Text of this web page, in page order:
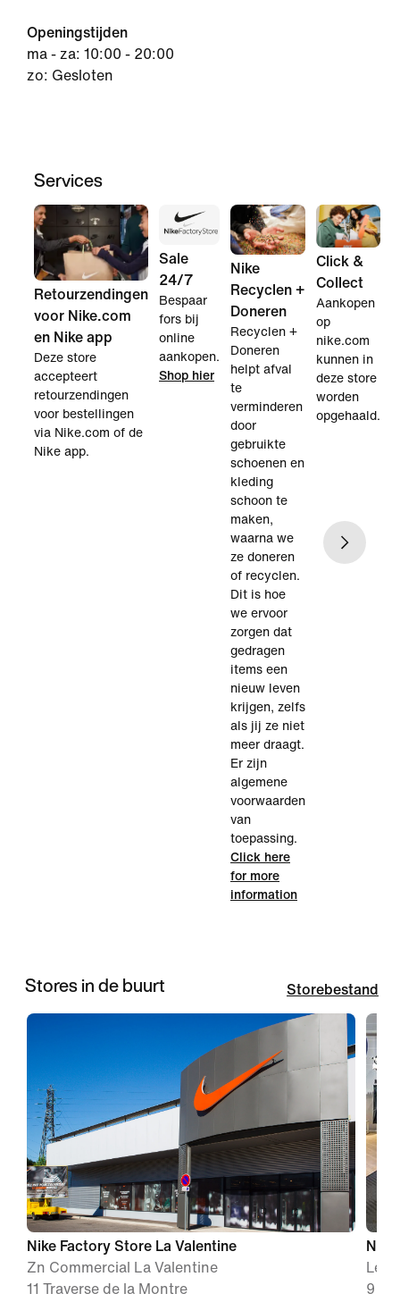
Openingstijden
ma - za: 10:00 - 20:00
zo: Gesloten
Services
Retourzendingen
voor Nike.com
en Nike app
Deze store
accepteert
retourzendingen
voor bestellingen
via Nike.com of de
Nike app.
Sale
24/7
Bespaar
fors bij
online
aankopen.
Shop hier
Nike
Recyclen +
Doneren
Recyclen +
Doneren
helpt afval
te
verminderen
door
gebruikte
schoenen en
kleding
schoon te
maken,
waarna we
ze doneren
of recyclen.
Dit is hoe
we ervoor
zorgen dat
gedragen
items een
nieuw leven
krijgen, zelfs
als jij ze niet
meer draagt.
Er zijn
algemene
voorwaarden
van
toepassing.
Click here
for more
information
Click &
Collect
Aankopen
op
nike.com
kunnen in
deze store
worden
opgehaald.
Stores in de buurt Storebestand
Nike Factory Store La Valentine
Zn Commercial La Valentine
11 Traverse de la Montre
Les
9